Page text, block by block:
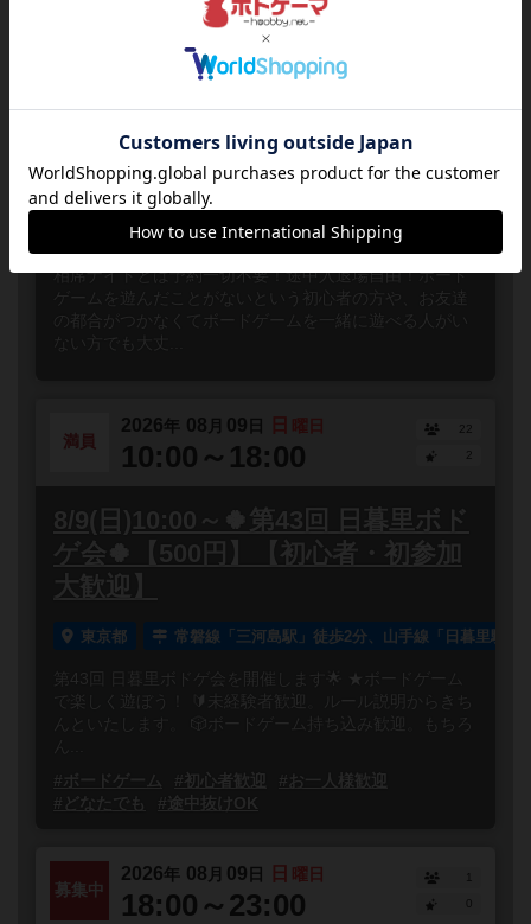
18:00～23:00
相席ナイト【毎週金曜&日曜】
北千住 誰でも参加 連れ添い登録
相席ナイトとは予約一切不要！途中入退場自由！ボード
ゲームを遊んだことがないという初心者の方や、お友達
の都合がつかなくてボードゲームを一緒に遊べる人がい
ない方でも大丈...
満員
2026年 08 月 09 日 日 曜日
10:00～18:00
22
2
8/9(日)10:00～🍀第43回 日暮里ボド
ゲ会🍀【500円】【初心者・初参加
大歓迎】
東京都 常磐線「三河島駅」徒歩2分、山手線「日暮里駅」
第43回 日暮里ボドゲ会を開催します🌟 ★ボードゲーム
で楽しく遊ぼう！ 🔰未経験者歓迎。ルール説明からきち
んといたします。 🎲ボードゲーム持ち込み歓迎。もちろ
#ボードゲーム
#初心者歓迎
#お一人様歓迎
#どなたでも
#途中抜けOK
募集中
2026年 08 月 09 日 日 曜日
18:00～23:00
1